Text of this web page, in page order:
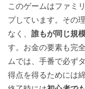
このゲームはファミ
プしています。その
なく、 誰もが同じ規
す。お金の要素も完
ムでは、手番で必ず
得点を得るためには